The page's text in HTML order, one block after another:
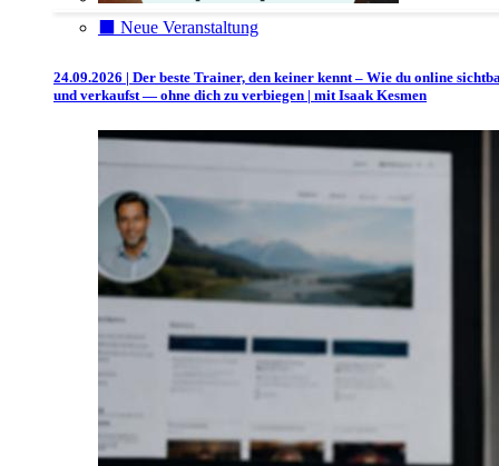
⬛️ Neue Veranstaltung
24.09.2026 | Der beste Trainer, den keiner kennt – Wie du online
und verkaufst — ohne dich zu verbiegen | mit Isaak Kesmen